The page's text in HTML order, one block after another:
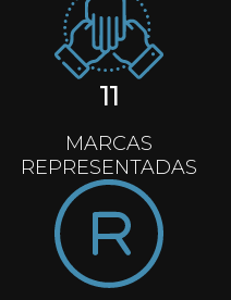
11
MARCAS
REPRESENTADAS